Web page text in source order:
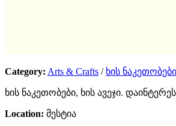
Category: Arts & Crafts / ხის ნაკეთობები
ხის ნაკეთობები, ხის ავეჯი.
Location: მესტია